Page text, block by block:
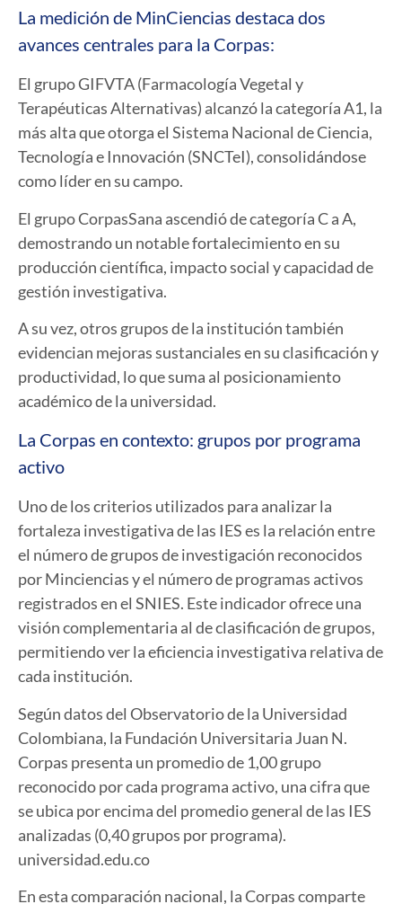
La medición de MinCiencias destaca dos
avances centrales para la Corpas:
El grupo GIFVTA (Farmacología Vegetal y
Terapéuticas Alternativas) alcanzóla categoría A1, la
más alta que otorga el Sistema Nacional de Ciencia,
Tecnología e Innovación (SNCTeI), consolidándose
comolíder en su campo.
El grupoCorpasSana ascendió de categoría C a A,
demostrando un notable fortalecimiento en su
producción científica, impacto social y capacidad de
gestión investigativa.
A su vez, otros grupos de la institución también
evidencian mejoras sustanciales en su clasificación y
productividad, lo que suma al posicionamiento
académico de la universidad.
La Corpas en contexto: grupos por programa
activo
Uno de los criterios utilizados para analizar la
fortaleza investigativa de las IES es la relación entre
el número de grupos de investigación reconocidos
por Minciencias y el número de programas activos
registrados en el SNIES. Este indicador ofrece una
visión complementaria al de clasificación de grupos,
permitiendo ver la eficiencia investigativa relativa de
cada institución.
Según datos del Observatorio de la Universidad
Colombiana, la Fundación Universitaria Juan N.
Corpas presenta un promedio de 1,00 grupo
reconocido por cada programa activo, una cifra que
se ubica por encima del promedio general de las IES
analizadas (0,40 grupos por programa).
universidad.edu.co
En esta comparación nacional, la Corpas comparte